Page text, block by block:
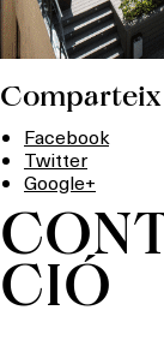
Comparteix
Facebook
Twitter
Google+
CIÓ